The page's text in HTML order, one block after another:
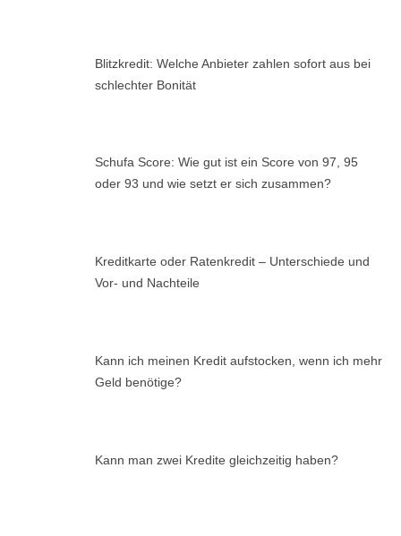
Blitzkredit: Welche Anbieter zahlen sofort aus bei
schlechter Bonität
Schufa Score: Wie gut ist ein Score von 97, 95
oder 93 und wie setzt er sich zusammen?
Kreditkarte oder Ratenkredit – Unterschiede und
Vor- und Nachteile
Kann ich meinen Kredit aufstocken, wenn ich mehr
Geld benötige?
Kann man zwei Kredite gleichzeitig haben?